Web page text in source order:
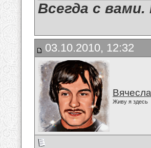
Всегда с вами.
03.10.2010, 12:32
Живу я здесь